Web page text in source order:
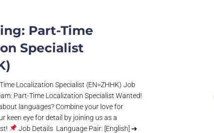
Part-Time
Specialist
Localization Specialist (EN>ZHHK) Job
Part-Time Localization Specialist Wanted!
languages? Combine your love for
keen eye for detail by joining us as a
Job Details Language Pair: [English] ➔